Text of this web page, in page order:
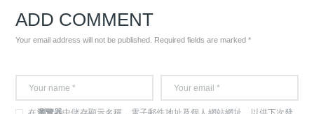
ADD COMMENT
Your email address will not be published. Required fields are marked *